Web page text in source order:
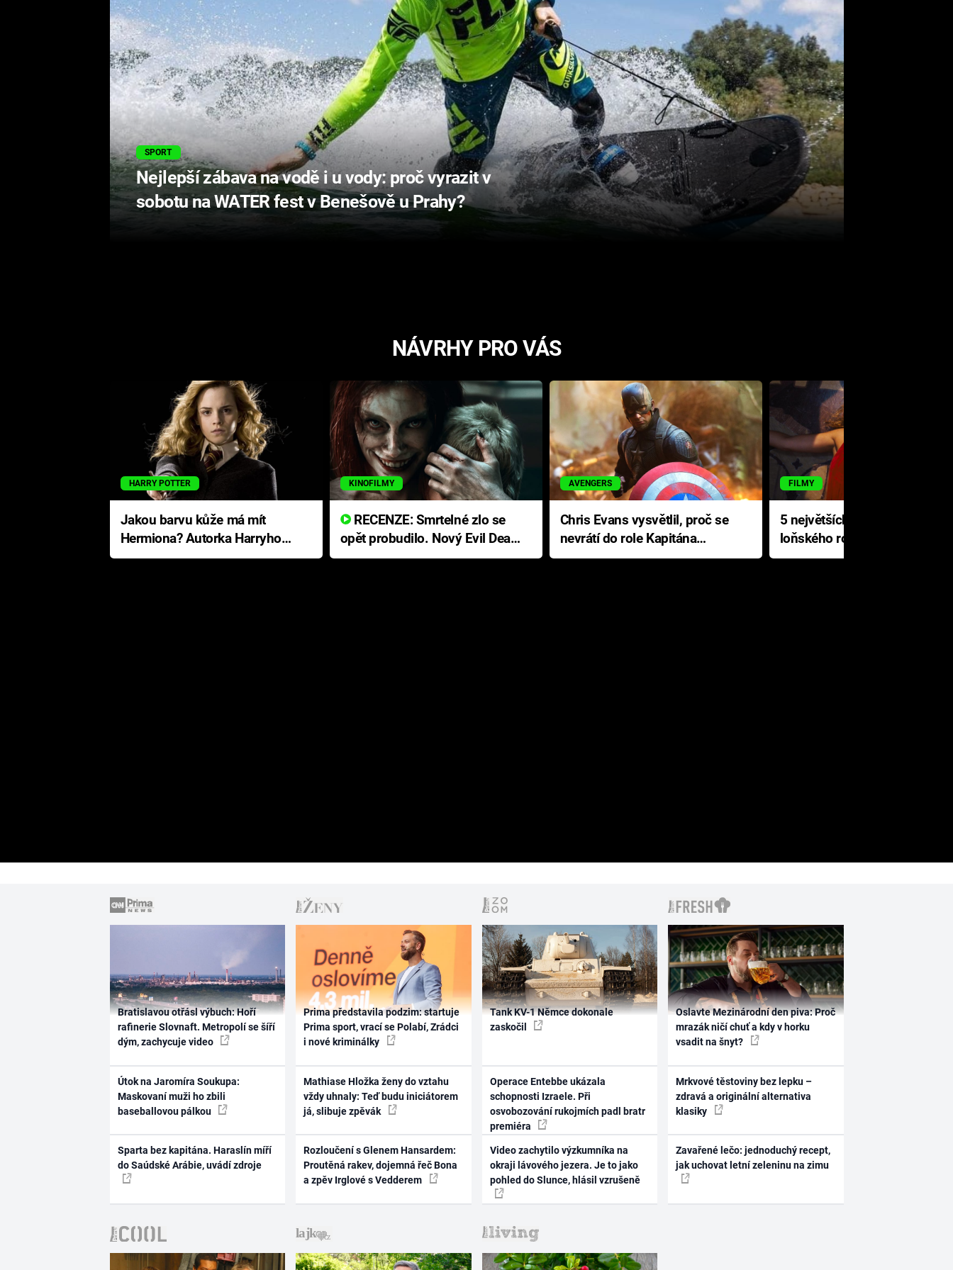
SPORT
Nejlepší zábava na vodě i u vody: proč vyrazit v
sobotu na WATER fest v Benešově u Prahy?
NÁVRHY PRO VÁS
HARRY POTTER
Jakou barvu kůže má mít
Hermiona? Autorka Harryho
Pottera přišla s ráznou
KINOFILMY
RECENZE: Smrtelné zlo se
opět probudilo. Nový Evil Dead
přichází s neodolatelnou
AVENGERS
Chris Evans vysvětlil, proč se
nevrátí do role Kapitána
Ameriky
FILMY
5 největších propadáků
loňského roku: Disney na
jediné katastrofě prodělal 200
Bratislavou otřásl výbuch: Hoří
rafinerie Slovnaft. Metropolí se šíří
dým, zachycuje video
Útok na Jaromíra Soukupa:
Maskovaní muži ho zbili
baseballovou pálkou
Sparta bez kapitána. Haraslín míří
do Saúdské Arábie, uvádí zdroje
Prima představila podzim: startuje
Prima sport, vrací se Polabí, Zrádci
i nové kriminálky
Mathiase Hložka ženy do vztahu
vždy uhnaly: Teď budu iniciátorem
já, slibuje zpěvák
Rozloučení s Glenem Hansardem:
Proutěná rakev, dojemná řeč Bona
a zpěv Irglové s Vedderem
Tank KV-1 Němce dokonale
zaskočil
Operace Entebbe ukázala
schopnosti Izraele. Při
osvobozování rukojmích padl bratr
premiéra
Video zachytilo výzkumníka na
okraji lávového jezera. Je to jako
pohled do Slunce, hlásil vzrušeně
Oslavte Mezinárodní den piva: Proč
mrazák ničí chuť a kdy v horku
vsadit na šnyt?
Mrkvové těstoviny bez lepku –
zdravá a originální alternativa
klasiky
Zavařené lečo: jednoduchý recept,
jak uchovat letní zeleninu na zimu